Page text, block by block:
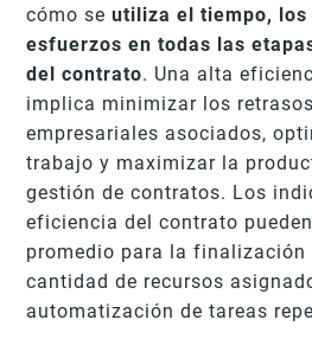
cómo se utiliza el tiempo, los
esfuerzos en todas las
del contrato. Una alta
implica minimizar los
empresariales asociados,
trabajo y maximizar la
gestión de contratos. Los
eficiencia del contrato
promedio para la finalización
cantidad de recursos
automatización de tareas